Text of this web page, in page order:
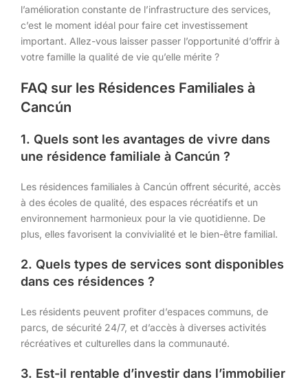
l’amélioration constante de l’infrastructure des services,
c’est le moment idéal pour faire cet investissement
important. Allez-vous laisser passer l’opportunité d’offrir à
votre famille la qualité de vie qu’elle mérite ?
FAQ sur les Résidences Familiales à
Cancún
1. Quels sont les avantages de vivre dans
une résidence familiale à Cancún ?
Les résidences familiales à Cancún offrent sécurité, accès
à des écoles de qualité, des espaces récréatifs et un
environnement harmonieux pour la vie quotidienne. De
plus, elles favorisent la convivialité et le bien-être familial.
2. Quels types de services sont disponibles
dans ces résidences ?
Les résidents peuvent profiter d’espaces communs, de
parcs, de sécurité 24/7, et d’accès à diverses activités
récréatives et culturelles dans la communauté.
3. Est-il rentable d’investir dans l’immobilier